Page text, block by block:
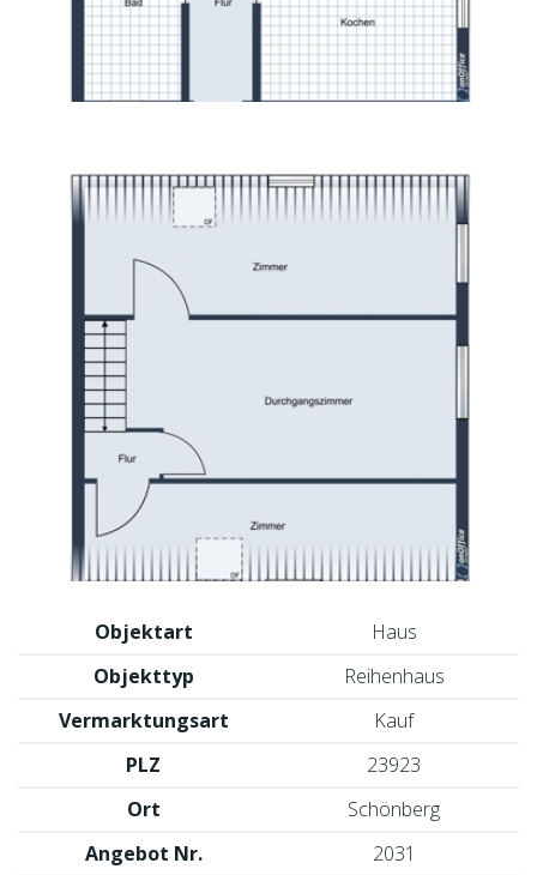
Objektart
Haus
Objekttyp
Reihenhaus
Vermarktungsart
Kauf
PLZ
23923
Ort
Schönberg
Angebot Nr.
2031